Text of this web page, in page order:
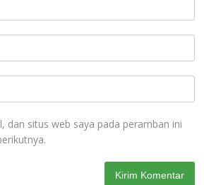
dan situs web saya pada peramban ini